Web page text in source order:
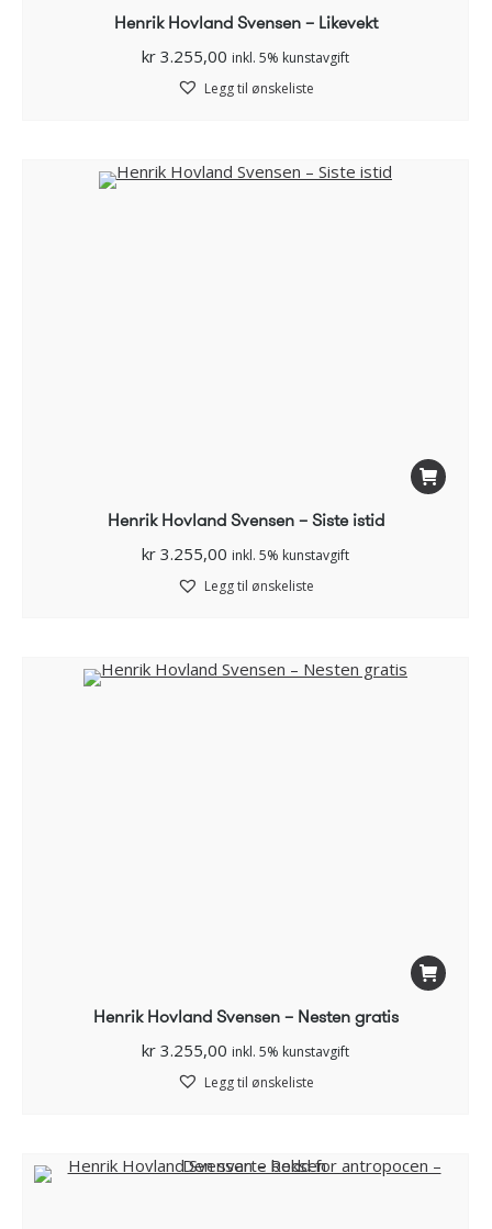
Henrik Hovland Svensen – Likevekt
kr 3.255,00 inkl. 5% kunstavgift
Legg til ønskeliste
Henrik Hovland Svensen – Siste istid
kr 3.255,00 inkl. 5% kunstavgift
Legg til ønskeliste
Henrik Hovland Svensen – Nesten gratis
kr 3.255,00 inkl. 5% kunstavgift
Legg til ønskeliste